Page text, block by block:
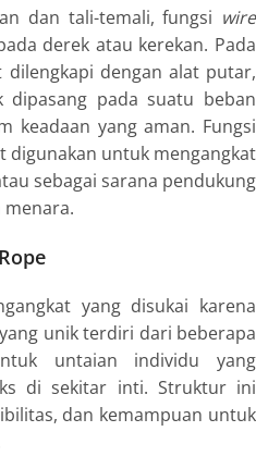
dan tali-temali, fungsi wire
derek atau kerekan. Pada
dengan alat putar,
dipasang pada suatu beban
keadaan yang aman. Fungsi
digunakan untuk mengangkat
sebagai sarana pendukung
yang disukai karena
unik terdiri dari beberapa
untaian individu yang
di sekitar inti. Struktur ini
dan kemampuan untuk